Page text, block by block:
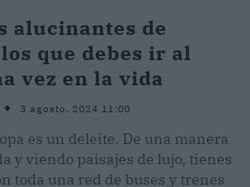
alucinantes de
que debes ir al
vez en la vida
3 agosto, 2024 11:00
es un deleite. De una manera
y viendo paisajes de lujo, tienes
toda una red de buses y trenes